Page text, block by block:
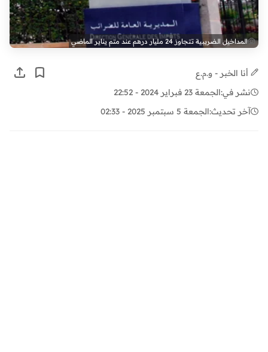
المداخيل الضريبية تتجاوز 24 مليار درهم عند متم يناير الماضي
أنا الخبر - و.م.ع
نشر في:الجمعة 23 فبراير 2024 - 22:52
آخر تحديث:الجمعة 5 سبتمبر 2025 - 02:33